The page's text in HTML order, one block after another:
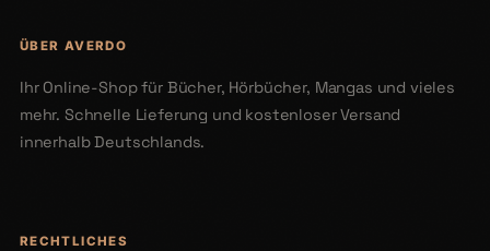
ÜBER AVERDO
Ihr Online-Shop für Bücher, Hörbücher, Mangas und vieles
mehr. Schnelle Lieferung und kostenloser Versand
innerhalb Deutschlands.
RECHTLICHES